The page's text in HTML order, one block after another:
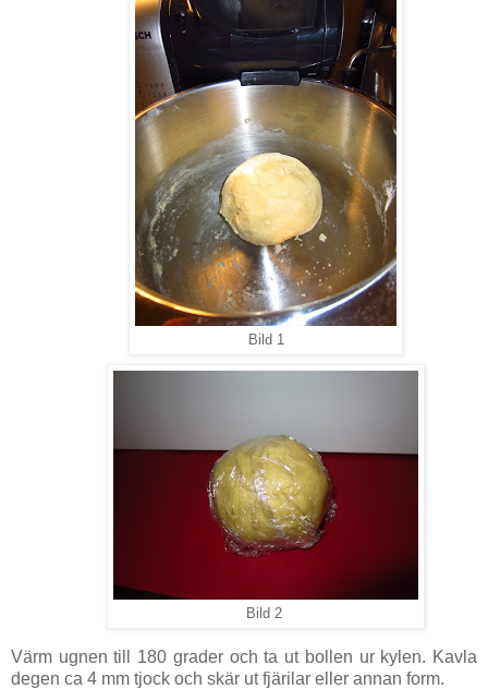
Bild 1
Bild 2
Värm ugnen till 180 grader och ta ut bollen ur kylen. Kavla
degen ca 4 mm tjock och skär ut fjärilar eller annan form.